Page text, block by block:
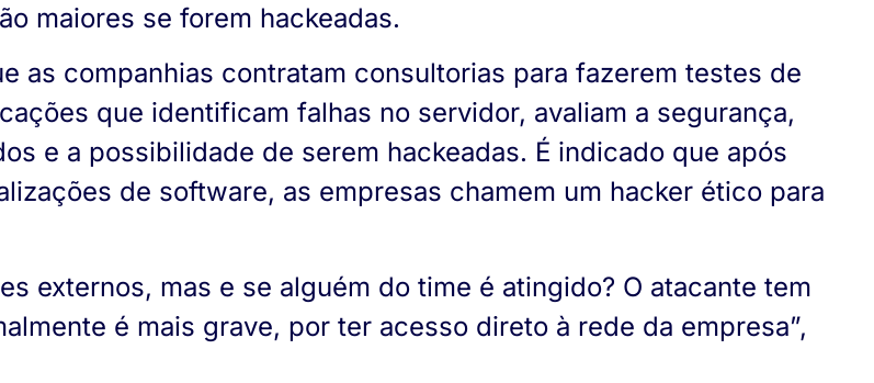
maiores se forem hackeadas.
as companhias contratam consultorias para fazerem testes de
que identificam falhas no servidor, avaliam a segurança,
e a possibilidade de serem hackeadas. É indicado que após
de software, as empresas chamem um hacker ético para
externos, mas e se alguém do time é atingido? O atacante tem
é mais grave, por ter acesso direto à rede da empresa”,